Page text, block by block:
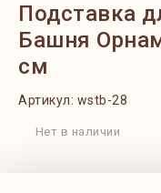
Подставка
Башня
см
Артикул: wstb-28
Нет в наличии